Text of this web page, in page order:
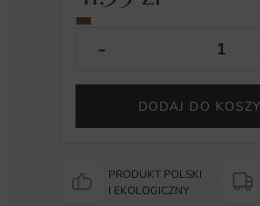
DODAJ DO
PRODUKT POLSKI
I EKOLOGICZNY